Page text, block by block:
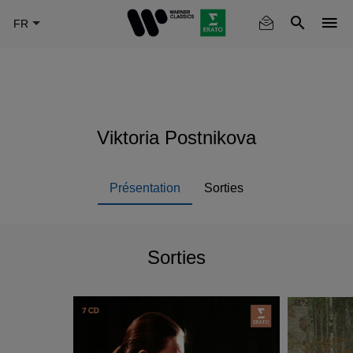
Viktoria Postnikova
Présentation Sorties
Sorties